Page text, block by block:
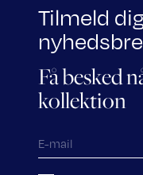
Tilmeld
Få besked
kollektion